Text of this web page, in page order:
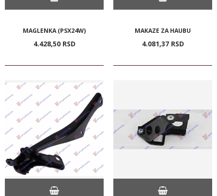
MAGLENKA (PSX24W)
4.428,50 RSD
MAKAZE ZA HAUBU
4.081,37 RSD